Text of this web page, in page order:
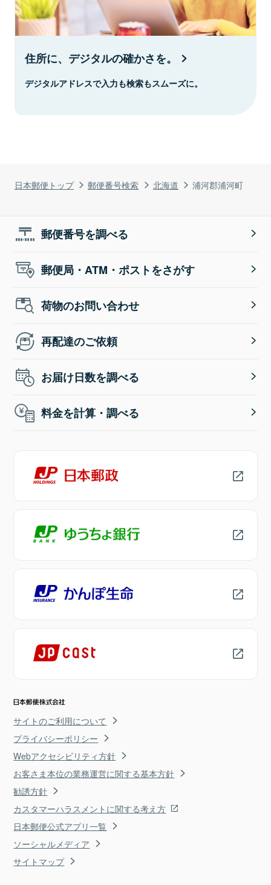
日本郵便トップ 郵便番号検索 北海道 浦河郡浦河町
住所に、デジタルの確かさを。
デジタルアドレスで入力も検索もスムーズに。
郵便番号を調べる
郵便局・ATM・ポストをさがす
荷物のお問い合わせ
再配達のご依頼
お届け日数を調べる
料金を計算・調べる
サイトのご利用について
プライバシーポリシー
Webアクセシビリティ方針
お客さま本位の業務運営に関する基本方針
勧誘方針
カスタマーハラスメントに関する考え方
日本郵便公式アプリ一覧
ソーシャルメディア
サイトマップ